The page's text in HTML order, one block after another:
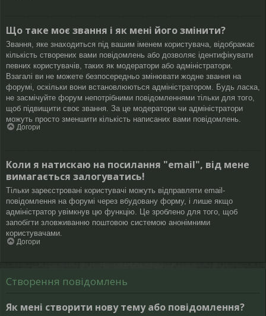
Що таке моє звання і як мені його змінити?
Звання, яке знаходиться під вашим іменем користувача, відображає
кількість створених вами повідомлень або дозволяє ідентифікувати
певних користувачів, таких як модератори або адміністратори.
Взагалі ви не можете безпосередньо змінювати жодне звання на
форумі, оскільки вони встановлюються адміністратором. Будь ласка,
не засмічуйте форум непотрібними повідомленнями тільки для того,
щоб підвищити своє звання. За це модератори чи адміністратори
можуть просто зменшити кількість написаних вами повідомлень.
Догори
Коли я натискаю на посилання "email", від мене
вимагається залогуватись!
Тільки зареєстровані користувачі можуть відправляти email-
повідомлення на форумі через вбудовану форму, і лише якщо
адміністратор увімкнув цю функцію. Це зроблено для того, щоб
запобігти зловживанню поштовою системою анонімними
користувачами.
Догори
Створення повідомлень
Як мені створити нову тему або повідомлення?